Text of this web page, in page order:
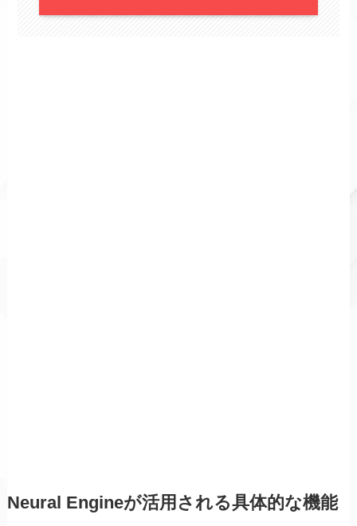
Neural Engineが活用される具体的な機能